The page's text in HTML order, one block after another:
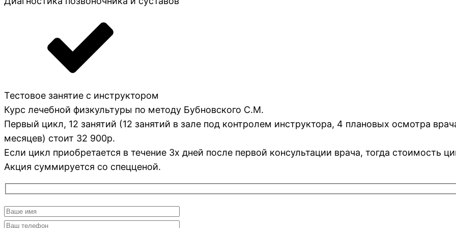
Тестовое занятие с инструктором
Курс лечебной физкультуры по методу Бубновского С.М.
Первый цикл, 12 занятий (12 занятий в зале под контролем инструктора, 4 плановых осмотра
месяцев) стоит 32 900р.
Если цикл приобретается в течение 3х дней после первой консультации врача, тогда стоимость
Акция суммируется со спецценой.